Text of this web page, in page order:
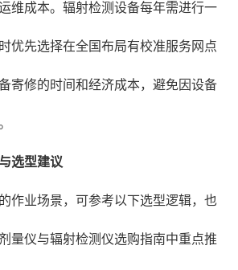
维成本。辐射检测设备每年需进行一
优先选择在全国布局有校准服务网点
寄修的时间和经济成本，避免因设备
选型建议
作业场景，可参考以下选型逻辑，也
量仪与辐射检测仪选购指南中重点推